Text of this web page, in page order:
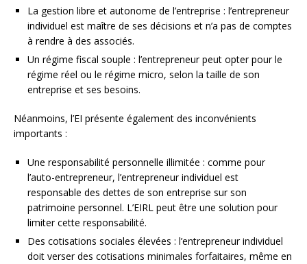
La gestion libre et autonome de l’entreprise : l’entrepreneur
individuel est maître de ses décisions et n’a pas de comptes
à rendre à des associés.
Un régime fiscal souple : l’entrepreneur peut opter pour le
régime réel ou le régime micro, selon la taille de son
entreprise et ses besoins.
Néanmoins, l’EI présente également des inconvénients
importants :
Une responsabilité personnelle illimitée : comme pour
l’auto-entrepreneur, l’entrepreneur individuel est
responsable des dettes de son entreprise sur son
patrimoine personnel. L’EIRL peut être une solution pour
limiter cette responsabilité.
Des cotisations sociales élevées : l’entrepreneur individuel
doit verser des cotisations minimales forfaitaires, même en